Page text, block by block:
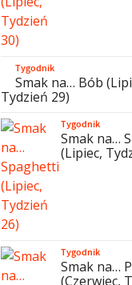
Tygodnik
Smak na… Bób
Tydzień 29)
Tygodnik
Smak na…
(Lipiec,
Tygodnik
Smak na…
(Czerwiec,